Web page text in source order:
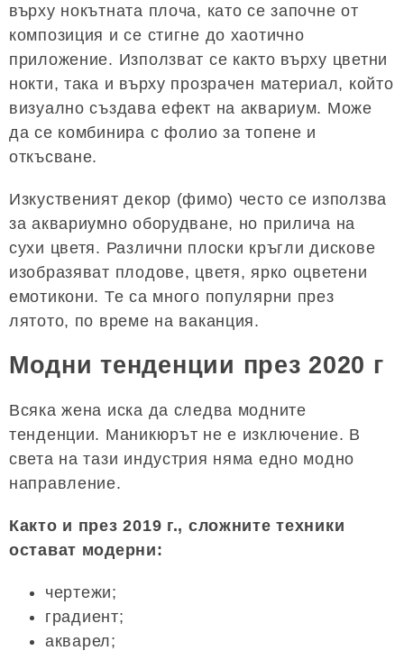
върху нокътната плоча, като се започне от
композиция и се стигне до хаотично
приложение. Използват се както върху цветни
нокти, така и върху прозрачен материал, който
визуално създава ефект на аквариум. Може
да се комбинира с фолио за топене и
откъсване.
Изкуственият декор (фимо) често се използва
за аквариумно оборудване, но прилича на
сухи цветя. Различни плоски кръгли дискове
изобразяват плодове, цветя, ярко оцветени
емотикони. Те са много популярни през
лятото, по време на ваканция.
Модни тенденции през 2020 г
Всяка жена иска да следва модните
тенденции. Маникюрът не е изключение. В
света на тази индустрия няма едно модно
направление.
Както и през 2019 г., сложните техники
остават модерни:
чертежи;
градиент;
акварел;